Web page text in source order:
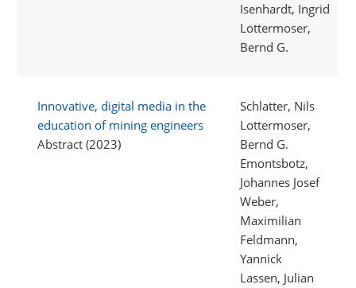
Isenhardt, Ingrid
Lottermoser,
Bernd G.
Innovative, digital media in the
education of mining engineers
Abstract (2023)
Schlatter, Nils
Lottermoser,
Bernd G.
Emontsbotz,
Johannes Josef
Weber,
Maximilian
Feldmann,
Yannick
Lassen, Julian